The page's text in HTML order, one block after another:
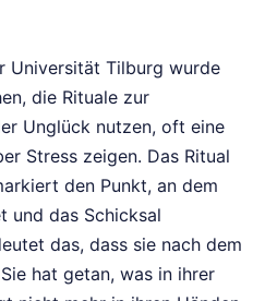
Universität Tilburg wurde
die Rituale zur
Unglück nutzen, oft eine
Stress zeigen. Das Ritual
den Punkt, an dem
und das Schicksal
das, dass sie nach dem
hat getan, was in ihrer